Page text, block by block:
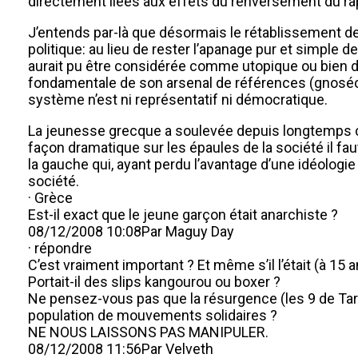
J’entends par-là que désormais le rétablissement
politique: au lieu de rester l’apanage pur et simple
aurait pu être considérée comme utopique ou bien
fondamentale de son arsenal de références
système n’est ni représentatif ni démocratique.
La jeunesse grecque a soulevée depuis
façon dramatique sur les épaules de la société il
la gauche qui, ayant perdu l’avantage d’une
société.
· Grèce
Est-il exact que le jeune garçon était anarchiste ?
08/12/2008 10:08Par Maguy Day
· répondre
C’est vraiment important ? Et même s’il l’était (à 15
Portait-il des slips kangourou ou boxer ?
Ne pensez-vous pas que la résurgence (les 9 de
population de mouvements solidaires ?
NE NOUS LAISSONS PAS MANIPULER.
08/12/2008 11:56Par Velveth